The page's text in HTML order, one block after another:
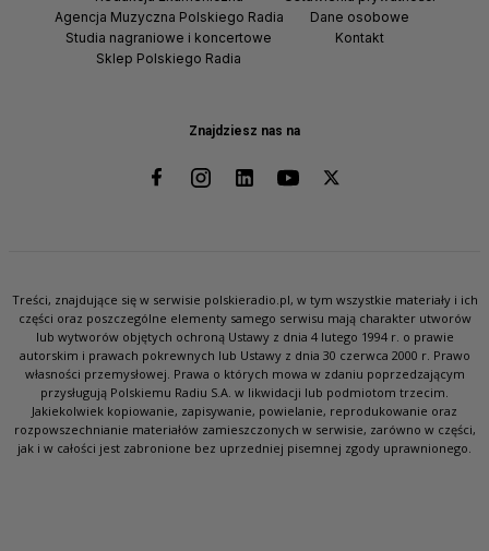
Znajdziesz nas na
Agencja Muzyczna Polskiego Radia
Studia nagraniowe i koncertowe
Sklep Polskiego Radia
Dane osobowe
Kontakt
Treści, znajdujące się w serwisie polskieradio.pl, w tym wszystkie materiały i ich
części oraz poszczególne elementy samego serwisu mają charakter utworów
lub wytworów objętych ochroną Ustawy z dnia 4 lutego 1994 r. o prawie
autorskim i prawach pokrewnych lub Ustawy z dnia 30 czerwca 2000 r. Prawo
własności przemysłowej. Prawa o których mowa w zdaniu poprzedzającym
przysługują Polskiemu Radiu S.A. w likwidacji lub podmiotom trzecim.
Jakiekolwiek kopiowanie, zapisywanie, powielanie, reprodukowanie oraz
rozpowszechnianie materiałów zamieszczonych w serwisie, zarówno w części,
jak i w całości jest zabronione bez uprzedniej pisemnej zgody uprawnionego.